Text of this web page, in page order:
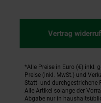
Vertrag
Fußnoten
*Alle Preise in Euro (€) inkl.
Preise (inkl. MwSt.) und
Statt- und durchgestrichene
Alle Artikel solange der
Abgabe nur in